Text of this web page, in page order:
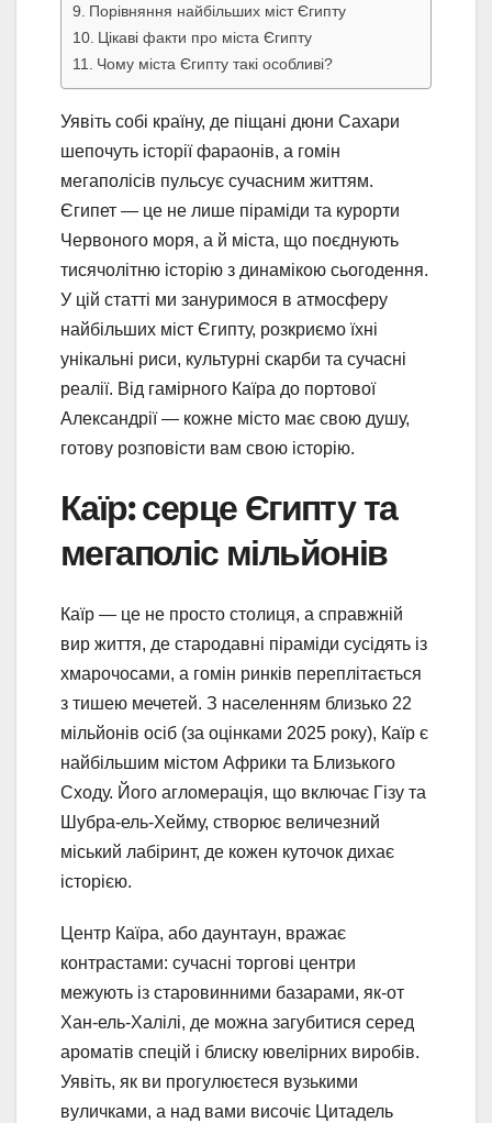
Порівняння найбільших міст Єгипту
Цікаві факти про міста Єгипту
Чому міста Єгипту такі особливі?
Уявіть собі країну, де піщані дюни Сахари
шепочуть історії фараонів, а гомін
мегаполісів пульсує сучасним життям.
Єгипет — це не лише піраміди та курорти
Червоного моря, а й міста, що поєднують
тисячолітню історію з динамікою сьогодення.
У цій статті ми зануримося в атмосферу
найбільших міст Єгипту, розкриємо їхні
унікальні риси, культурні скарби та сучасні
реалії. Від гамірного Каїра до портової
Александрії — кожне місто має свою душу,
готову розповісти вам свою історію.
Каїр: серце Єгипту та
мегаполіс мільйонів
Каїр — це не просто столиця, а справжній
вир життя, де стародавні піраміди сусідять із
хмарочосами, а гомін ринків переплітається
з тишею мечетей. З населенням близько 22
мільйонів осіб (за оцінками 2025 року), Каїр є
найбільшим містом Африки та Близького
Сходу. Його агломерація, що включає Гізу та
Шубра-ель-Хейму, створює величезний
міський лабіринт, де кожен куточок дихає
історією.
Центр Каїра, або даунтаун, вражає
контрастами: сучасні торгові центри
межують із старовинними базарами, як-от
Хан-ель-Халілі, де можна загубитися серед
ароматів спецій і блиску ювелірних виробів.
Уявіть, як ви прогулюєтеся вузькими
вуличками, а над вами височіє Цитадель